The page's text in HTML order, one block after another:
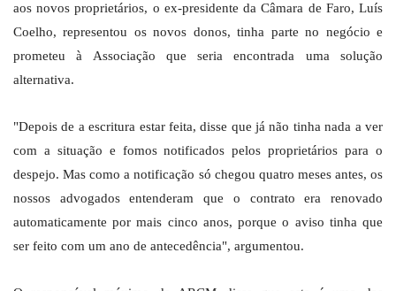
aos novos proprietários, o ex-presidente da Câmara de Faro, Luís
Coelho, representou os novos donos, tinha parte no negócio e
prometeu à Associação que seria encontrada uma solução
alternativa.
"Depois de a escritura estar feita, disse que já não tinha nada a ver
com a situação e fomos notificados pelos proprietários para o
despejo. Mas como a notificação só chegou quatro meses antes, os
nossos advogados entenderam que o contrato era renovado
automaticamente por mais cinco anos, porque o aviso tinha que
ser feito com um ano de antecedência", argumentou.